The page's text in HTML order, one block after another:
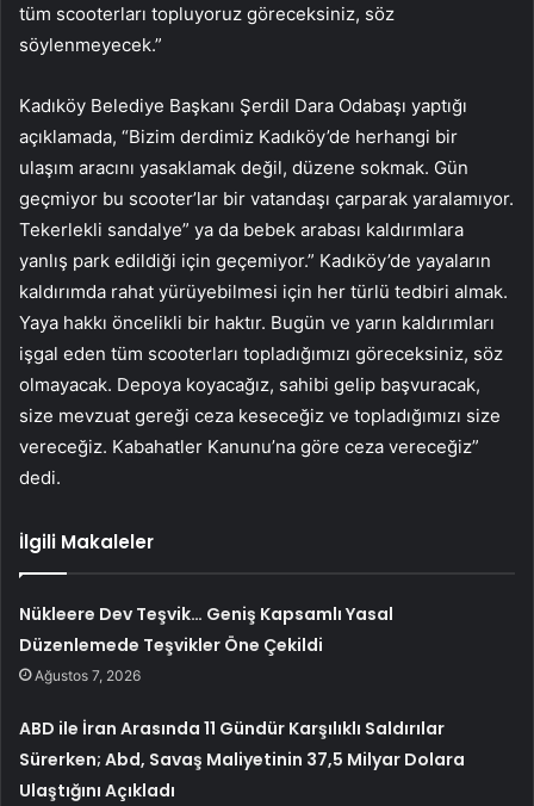
tüm scooterları topluyoruz göreceksiniz, söz
söylenmeyecek.”
Kadıköy Belediye Başkanı Şerdil Dara Odabaşı yaptığı
açıklamada, “Bizim derdimiz Kadıköy’de herhangi bir
ulaşım aracını yasaklamak değil, düzene sokmak. Gün
geçmiyor bu scooter’lar bir vatandaşı çarparak yaralamıyor.
Tekerlekli sandalye” ya da bebek arabası kaldırımlara
yanlış park edildiği için geçemiyor.” Kadıköy’de yayaların
kaldırımda rahat yürüyebilmesi için her türlü tedbiri almak.
Yaya hakkı öncelikli bir haktır. Bugün ve yarın kaldırımları
işgal eden tüm scooterları topladığımızı göreceksiniz, söz
olmayacak. Depoya koyacağız, sahibi gelip başvuracak,
size mevzuat gereği ceza keseceğiz ve topladığımızı size
vereceğiz. Kabahatler Kanunu’na göre ceza vereceğiz”
dedi.
İlgili Makaleler
Nükleere Dev Teşvik… Geniş Kapsamlı Yasal
Düzenlemede Teşvikler Öne Çekildi
Ağustos 7, 2026
ABD ile İran Arasında 11 Gündür Karşılıklı Saldırılar
Sürerken; Abd, Savaş Maliyetinin 37,5 Milyar Dolara
Ulaştığını Açıkladı